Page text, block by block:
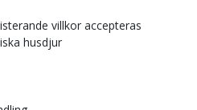
villkor accepteras
husdjur